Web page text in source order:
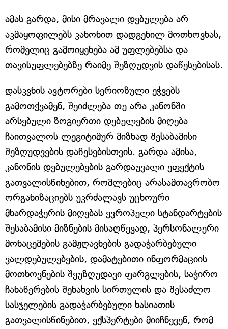
ამას გარდა, მისი მრავალი დებულება არ
აკმაყოფილებს კანონით დადგენილ მოთხოვნას,
რომელიც გამოიყენება ამ უფლებებსა და
თავისუფლებებზე რაიმე შეზღუდვის დაწესებისას.
დასკვნის ავტორები სერიოზული ეჭვებს
გამოთქვამენ, შეიძლება თუ არა კანონში
არსებული ზოგიერთი დებულების მიღება
ჩაითვალოს ლეგიტიმურ მიზნად შესაბამისი
შეზღუდვების დაწესებისთვის. გარდა ამისა,
კანონის დებულებების გარდაუვალი ეფექტის
გათვალისწინებით, რომლებიც არასამთავრობო
ორგანიზაციებს უკრძალავს უცხოური
მხარდაჭერის მიღებას ევროპული სტანდარტების
შესაბამისი მიზნების მისაღწევად, პერსონალური
მონაცემების გამჟღავნების გადაჭარბებული
ვალდებულებების, დამატებითი ინფორმაციის
მოთხოვნების შეუზღუდავი ფარგლების, საჭირო
ჩანაწერების შენახვის სირთულის და შესაძლო
სასჯელების გადაჭარბებული ხასიათის
გათვალისწინებით, ექსპერტები მიიჩნევენ, რომ